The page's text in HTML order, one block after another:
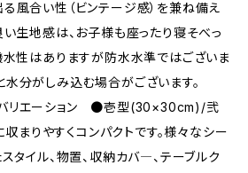
風合い性（ビンテージ感）を兼ね備え
い生地感は、お子様も座ったり寝そべっ
水性はありますが防水水準ではございま
分がしみ込む場合がございます。
リエーション ●壱型(30×30cm)/弐
まりやすくコンパクトです。様々なシー
タイル、物置、収納カバ―、テーブルク